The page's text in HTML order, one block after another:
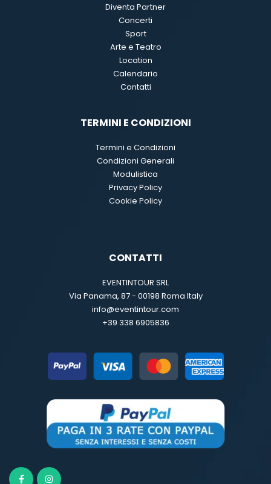
Diventa Partner
Concerti
Sport
Arte e Teatro
Location
Calendario
Contatti
TERMINI E CONDIZIONI
Termini e Condizioni
Condizioni Generali
Modulistica
Privacy Policy
Cookie Policy
CONTATTI
EVENTINTOUR SRL
Via Panama, 87 - 00198 Roma Italy
info@eventintour.com
+39 338 6905836